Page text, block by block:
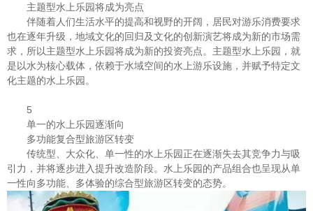
主题型水上乐园将成为亮点
伴随着人们生活水平的提高和视野的开阔，居民对游乐消费要求
也在逐年升级，地域文化的回归及文化的创新演艺将成为新的市场需
求，所以主题型水上乐园将成为新的投资亮点。主题型水上乐园，就
是以水为核心载体，依赖于水域空间的水上游乐设施，并赋予特定文
化主题的水上乐园。
5
单一的水上乐园逐渐向
多功能复合型旅游区转变
传统型、大众化、单一性的水上乐园正在逐渐失去其竞争力与吸
引力，并将逐步进入提升改造阶段。水上乐园的产品组合也呈现从单
一性向多功能、多体验的综合型旅游区转变的态势。